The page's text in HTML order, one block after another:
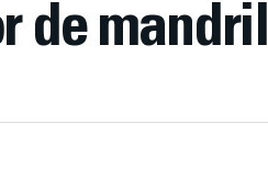
de mandril